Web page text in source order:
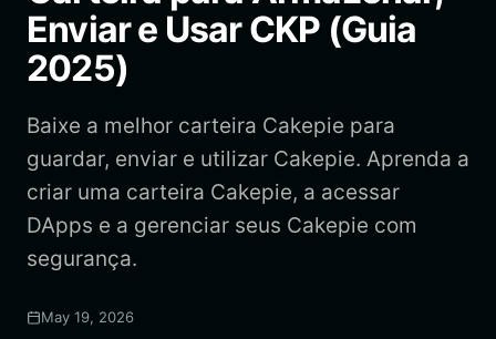
Español
Português (Brasil)
Enviar e Usar CKP (Guia
2025)
Baixe a melhor carteira Cakepie para
guardar, enviar e utilizar Cakepie. Aprenda a
criar uma carteira Cakepie, a acessar
DApps e a gerenciar seus Cakepie com
segurança.
May 19, 2026